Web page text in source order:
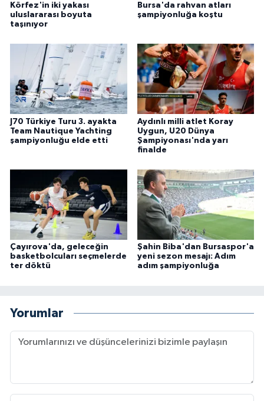
Körfez'in iki yakası
uluslararası boyuta
taşınıyor
Bursa'da rahvan atları
şampiyonluğa koştu
J70 Türkiye Turu 3. ayakta
Team Nautique Yachting
şampiyonluğu elde etti
Aydınlı milli atlet Koray
Uygun, U20 Dünya
Şampiyonası'nda yarı
finalde
Çayırova'da, geleceğin
basketbolcuları seçmelerde
ter döktü
Şahin Biba'dan Bursaspor'a
yeni sezon mesajı: Adım
adım şampiyonluğa
Yorumlar